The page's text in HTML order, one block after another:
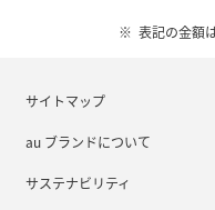
表記の金額
サイトマップ
au ブランドについて
サステナビリティ